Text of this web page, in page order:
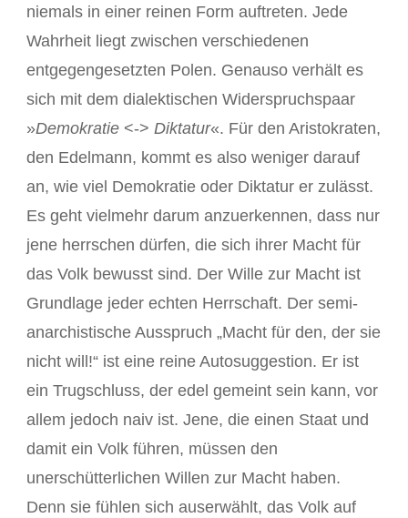
niemals in einer reinen Form auftreten. Jede
Wahrheit liegt zwischen verschiedenen
entgegengesetzten Polen. Genauso verhält es
sich mit dem dialektischen Widerspruchspaar
»Demokratie <-> Diktatur«. Für den Aristokraten,
den Edelmann, kommt es also weniger darauf
an, wie viel Demokratie oder Diktatur er zulässt.
Es geht vielmehr darum anzuerkennen, dass nur
jene herrschen dürfen, die sich ihrer Macht für
das Volk bewusst sind. Der Wille zur Macht ist
Grundlage jeder echten Herrschaft. Der semi-
anarchistische Ausspruch „Macht für den, der sie
nicht will!“ ist eine reine Autosuggestion. Er ist
ein Trugschluss, der edel gemeint sein kann, vor
allem jedoch naiv ist. Jene, die einen Staat und
damit ein Volk führen, müssen den
unerschütterlichen Willen zur Macht haben.
Denn sie fühlen sich auserwählt, das Volk auf